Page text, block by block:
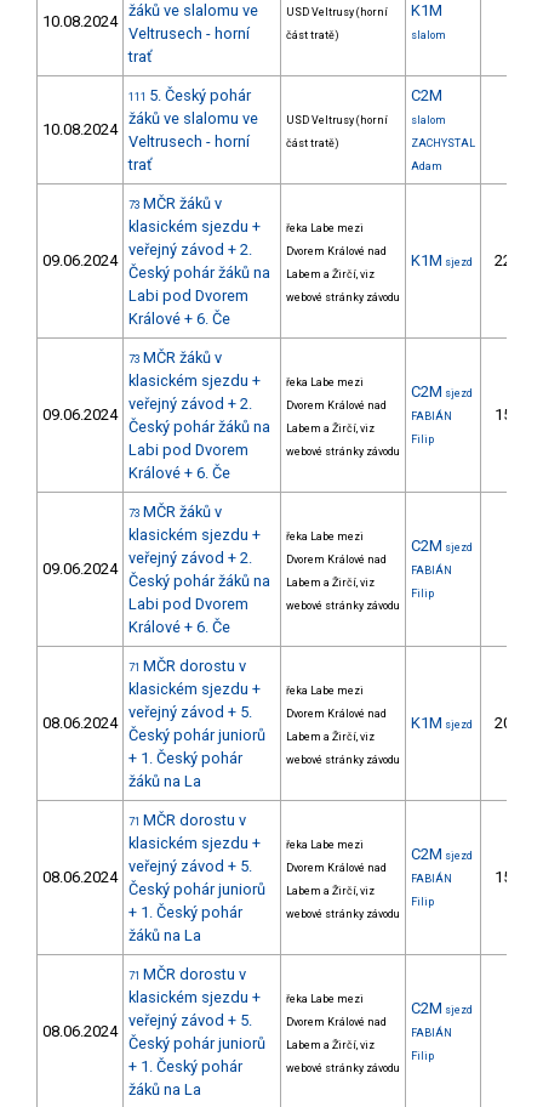
10.08.2024
žáků ve slalomu ve
Veltrusech - horní
trať
USD Veltrusy (horní
část tratě)
K1M
slalom
10.08.2024
111 5. Český pohár
žáků ve slalomu ve
Veltrusech - horní
trať
USD Veltrusy (horní
část tratě)
C2M
slalom
ZACHYSTAL
Adam
09.06.2024
73 MČR žáků v
klasickém sjezdu +
veřejný závod + 2.
Český pohár žáků na
Labi pod Dvorem
Králové + 6. Če
řeka Labe mezi
Dvorem Králové nad
Labem a Žirčí, viz
webové stránky závodu
K1M sjezd 22.
09.06.2024
73 MČR žáků v
klasickém sjezdu +
veřejný závod + 2.
Český pohár žáků na
Labi pod Dvorem
Králové + 6. Če
řeka Labe mezi
Dvorem Králové nad
Labem a Žirčí, viz
webové stránky závodu
C2M sjezd
FABIÁN
Filip
15.
09.06.2024
73 MČR žáků v
klasickém sjezdu +
veřejný závod + 2.
Český pohár žáků na
Labi pod Dvorem
Králové + 6. Če
řeka Labe mezi
Dvorem Králové nad
Labem a Žirčí, viz
webové stránky závodu
C2M sjezd
FABIÁN
Filip
08.06.2024
71 MČR dorostu v
klasickém sjezdu +
veřejný závod + 5.
Český pohár juniorů
+ 1. Český pohár
žáků na La
řeka Labe mezi
Dvorem Králové nad
Labem a Žirčí, viz
webové stránky závodu
K1M sjezd 20.
08.06.2024
71 MČR dorostu v
klasickém sjezdu +
veřejný závod + 5.
Český pohár juniorů
+ 1. Český pohár
žáků na La
řeka Labe mezi
Dvorem Králové nad
Labem a Žirčí, viz
webové stránky závodu
C2M sjezd
FABIÁN
Filip
15.
08.06.2024
71 MČR dorostu v
klasickém sjezdu +
veřejný závod + 5.
Český pohár juniorů
+ 1. Český pohár
žáků na La
řeka Labe mezi
Dvorem Králové nad
Labem a Žirčí, viz
webové stránky závodu
C2M sjezd
FABIÁN
Filip